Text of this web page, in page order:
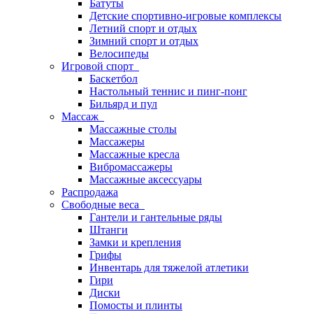
Батуты
Детские спортивно-игровые комплексы
Летний спорт и отдых
Зимний спорт и отдых
Велосипеды
Игровой спорт
Баскетбол
Настольный теннис и пинг-понг
Бильярд и пул
Массаж
Массажные столы
Массажеры
Массажные кресла
Вибромассажеры
Массажные аксессуары
Распродажа
Свободные веса
Гантели и гантельные ряды
Штанги
Замки и крепления
Грифы
Инвентарь для тяжелой атлетики
Гири
Диски
Помосты и плинты